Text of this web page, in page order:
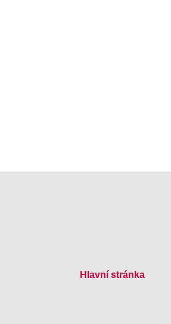
Hlavní stránka